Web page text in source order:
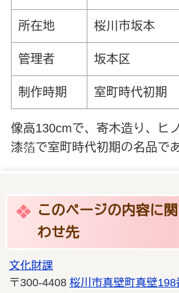
所在地 桜川市坂本
管理者 坂本区
制作時期 室町時代初期
像高130cmで、寄木造り、ヒ
漆箔で室町時代初期の名品であ
このページの内容に
わせ先
文化財課
〒300-4408 桜川市真壁町真壁198